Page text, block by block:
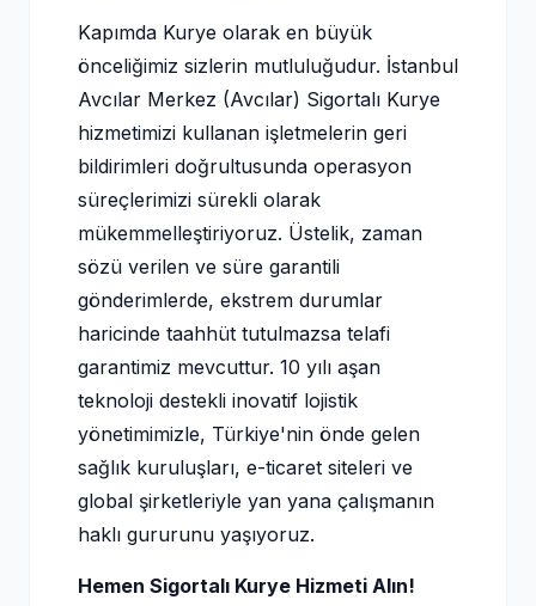
Kapımda Kurye olarak en büyük
önceliğimiz sizlerin mutluluğudur. İstanbul
Avcılar Merkez (Avcılar) Sigortalı Kurye
hizmetimizi kullanan işletmelerin geri
bildirimleri doğrultusunda operasyon
süreçlerimizi sürekli olarak
mükemmelleştiriyoruz. Üstelik, zaman
sözü verilen ve süre garantili
gönderimlerde, ekstrem durumlar
haricinde taahhüt tutulmazsa telafi
garantimiz mevcuttur. 10 yılı aşan
teknoloji destekli inovatif lojistik
yönetimimizle, Türkiye'nin önde gelen
sağlık kuruluşları, e-ticaret siteleri ve
global şirketleriyle yan yana çalışmanın
haklı gururunu yaşıyoruz.
Hemen Sigortalı Kurye Hizmeti Alın!